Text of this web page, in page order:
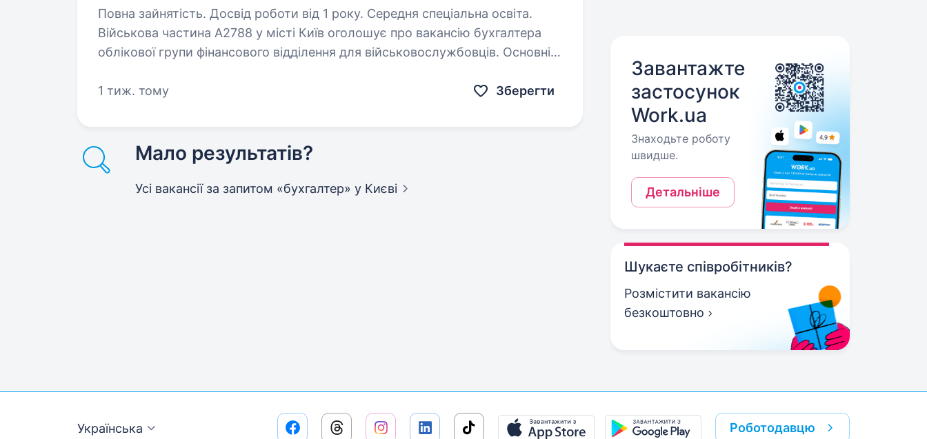
Повна зайнятість. Досвід роботи від 1 року. Середня спеціальна освіта.
Військова частина А2788 у місті Київ оголошує про вакансію бухгалтера
облікової групи фінансового відділення для військовослужбовців. Основні
фінансової…
1 тиж. тому Зберегти
Мало результатів?
Усі вакансії за запитом «бухгалтер» у Києві
Завантажте
застосунок
Work.ua
Знаходьте роботу
швидше.
Детальніше
Шукаєте співробітників?
Розмістити вакансію
безкоштовно
Українська Роботодавцю